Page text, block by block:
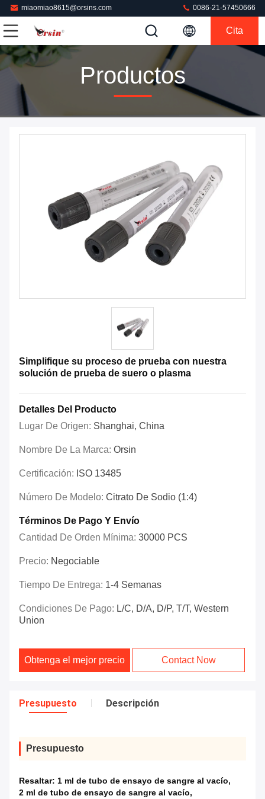
miaomiao8615@orsins.com 0086-21-57450666
Cita
Productos
Simplifique su proceso de prueba con nuestra
solución de prueba de suero o plasma
Detalles Del Producto
Lugar De Origen: Shanghai, China
Nombre De La Marca: Orsin
Certificación: ISO 13485
Número De Modelo: Citrato De Sodio (1:4)
Términos De Pago Y Envío
Cantidad De Orden Mínima: 30000 PCS
Precio: Negociable
Tiempo De Entrega: 1-4 Semanas
Condiciones De Pago: L/C, D/A, D/P, T/T, Western
Union
Obtenga el mejor precio Contact Now
Presupuesto Descripción
Presupuesto
Resaltar: 1 ml de tubo de ensayo de sangre al vacío,
2 ml de tubo de ensayo de sangre al vacío,